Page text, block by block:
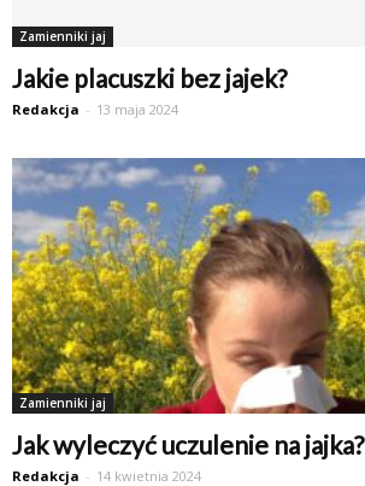
Zamienniki jaj
Jakie placuszki bez jajek?
Redakcja - 13 maja 2024
Zamienniki jaj
Jak wyleczyć uczulenie na jajka?
Redakcja - 14 kwietnia 2024